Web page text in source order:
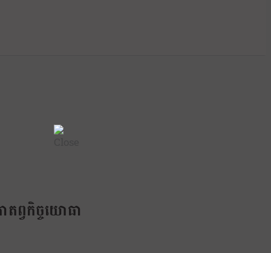
ព្វកិច្ចយោធា